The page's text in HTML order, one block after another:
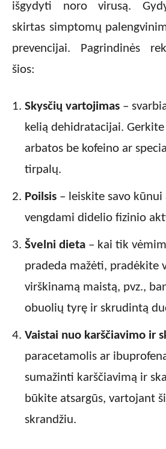
išgydyti noro virusą.
skirtas simptomų
prevencijai. Pagrindinės
šios:
Skysčių vartojimas –
kelią dehidratacijai.
arbatos be kofeino ar
tirpalų.
Poilsis – leiskite savo kūnui
vengdami didelio fizinio
Švelni dieta – kai tik
pradeda mažėti, pradėkite
virškinamą maistą, pvz.,
obuolių tyrę ir skrudintą
Vaistai nuo karščiavimo ir
paracetamolis ar
sumažinti karščiavimą ir
būkite atsargūs, vartojant
skrandžiu.